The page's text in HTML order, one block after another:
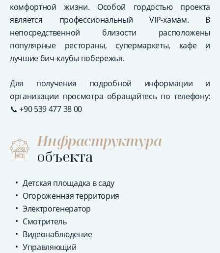
комфортной жизни. Особой гордостью проекта
является профессиональный VIP-хамам. В
непосредственной близости расположены
популярные рестораны, супермаркеты, кафе и
лучшие бич-клубы побережья.
Для получения подробной информации и
организации просмотра обращайтесь по телефону:
📞 +90 539 477 38 00
Инфраструктура
объекта
Детская площадка в саду
Огороженная территория
Электрогенератор
Смотритель
Видеонаблюдение
Управляющий